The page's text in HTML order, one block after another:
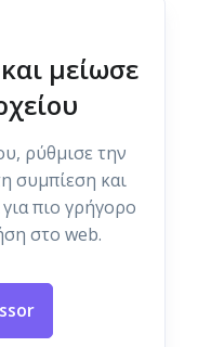
μείωσε
ρύθμισε την
συμπίεση και
πιο γρήγορο
στο web.